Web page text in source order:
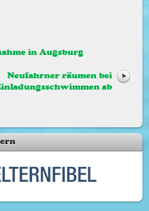
in Augsburg
Neufahrner räumen bei
ab